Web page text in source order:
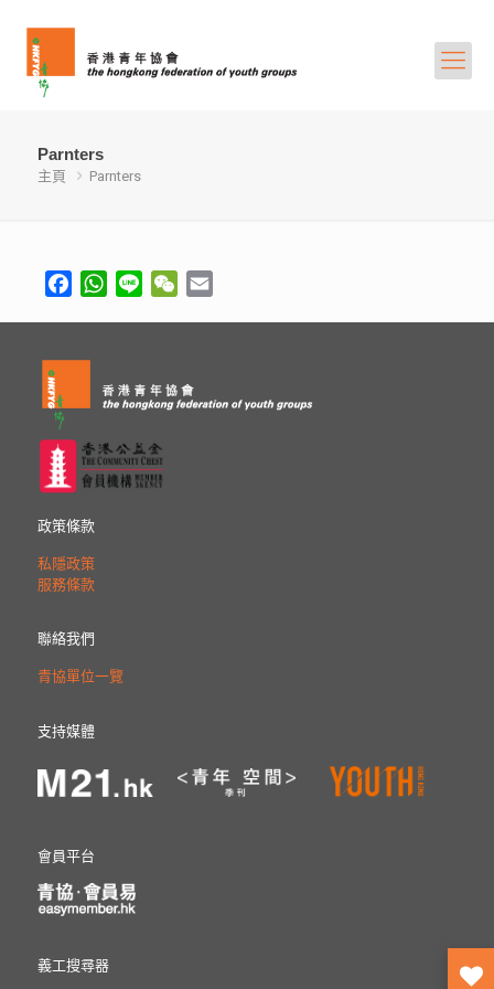
Parnters
主頁 Parnters
FacebookWhatsApp
Line WeChat
政策條款
私隱政策
服務條款
聯絡我們
青協單位一覽
支持媒體
會員平台
義工搜尋器